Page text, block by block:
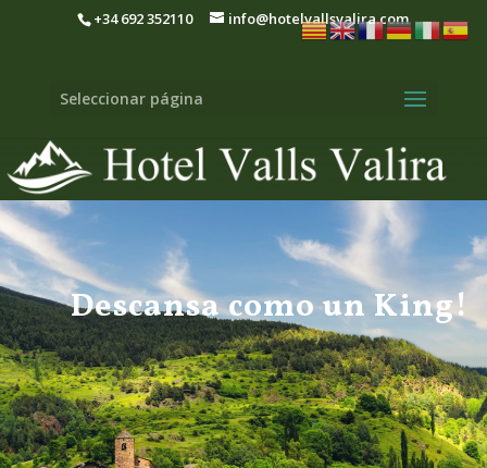
+34 692 352110 info@hotelvallsvalira.com
Seleccionar página
Descansa como un King!